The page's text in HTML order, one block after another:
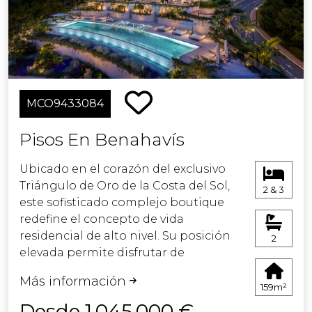
una piscina cubierta climatizada y un
gimnasio y spa totalmente equipados.
Además, todo el complejo estará
cerrado con acceso controlado, lo que
proporcionará aparcamiento privado
y mayor seguridad a los residentes. Se
trata de un nuevo y espectacular
playa en San Pedro de Alcántara,
MCO9433084
Pisos En Benahavís
Ubicado en el corazón del exclusivo
Triángulo de Oro de la Costa del Sol,
este sofisticado complejo boutique
redefine el concepto de vida
residencial de alto nivel. Su posición
elevada permite disfrutar de
donde las colinas verdes se funden
con el azul intenso del Mediterráneo.
Más información
2 & 3
2
159m²